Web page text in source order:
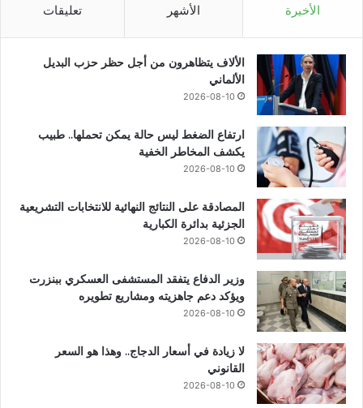
الأخيرة الأشهر تعليقات
الألاف يتظاهرون من أجل حظر حزب البديل
الألماني
2026-08-10
ارتفاع الضغط ليس حالة يمكن تحملها.. طبيب
يكشف المخاطر الخفية
2026-08-10
المصادقة على النتائج النهائية للانتخابات التشريعية
الجزئية بدائرة الكبارية
2026-08-10
وزير الدفاع يتفقد المستشفى العسكري ببنزرت
ويؤكد دعم جاهزيته ومشاريع تطويره
2026-08-10
لا زيادة في أسعار الدجاج.. وهذا هو السعر
القانوني
2026-08-10